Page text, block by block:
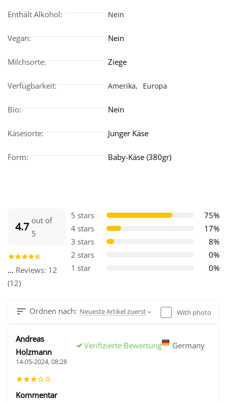
Enthält Alkohol: Nein
Vegan: Nein
Milchsorte: Ziege
Verfügbarkeit: Amerika, Europa
Bio: Nein
Käsesorte: Junger Käse
Form: Baby-Käse (380gr)
4.7 out of
5
... Reviews: 12
(12)
5 stars
75%
4 stars
17%
3 stars
8%
2 stars
0%
1 star
0%
Ordnen nach: Neueste Artikel zuerst With photo
Andreas
Holzmann
Verifizierte Bewertung Germany
14-05-2024, 08:28
Kommentar